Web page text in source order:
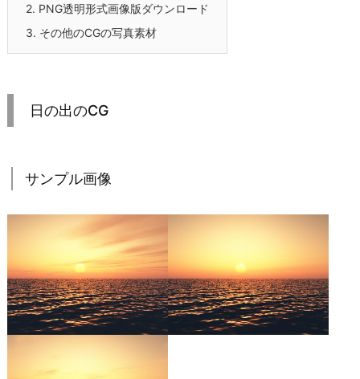
2. PNG透明形式画像版ダウンロード
3. その他のCGの写真素材
日の出のCG
サンプル画像